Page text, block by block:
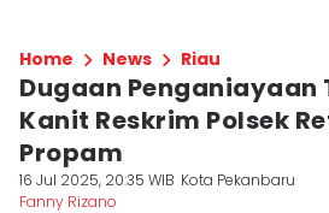
Home News Riau
Dugaan Penganiayaan
Kanit Reskrim Polsek
Propam
16 Jul 2025, 20:35 WIB Kota Pekanbaru
Fanny Rizano